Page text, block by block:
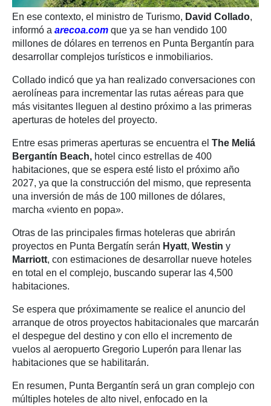
En ese contexto, el ministro de Turismo, David Collado,
informó a arecoa.com que ya se han vendido 100
millones de dólares en terrenos en Punta Bergantín para
desarrollar complejos turísticos e inmobiliarios.
Collado indicó que ya han realizado conversaciones con
aerolíneas para incrementar las rutas aéreas para que
más visitantes lleguen al destino próximo a las primeras
aperturas de hoteles del proyecto.
Entre esas primeras aperturas se encuentra el The Meliá
Bergantín Beach, hotel cinco estrellas de 400
habitaciones, que se espera esté listo el próximo año
2027, ya que la construcción del mismo, que representa
una inversión de más de 100 millones de dólares,
marcha «viento en popa».
Otras de las principales firmas hoteleras que abrirán
proyectos en Punta Bergatín serán Hyatt, Westin y
Marriott, con estimaciones de desarrollar nueve hoteles
en total en el complejo, buscando superar las 4,500
habitaciones.
Se espera que próximamente se realice el anuncio del
arranque de otros proyectos habitacionales que marcarán
el despegue del destino y con ello el incremento de
vuelos al aeropuerto Gregorio Luperón para llenar las
habitaciones que se habilitarán.
En resumen, Punta Bergantín será un gran complejo con
múltiples hoteles de alto nivel, enfocado en la